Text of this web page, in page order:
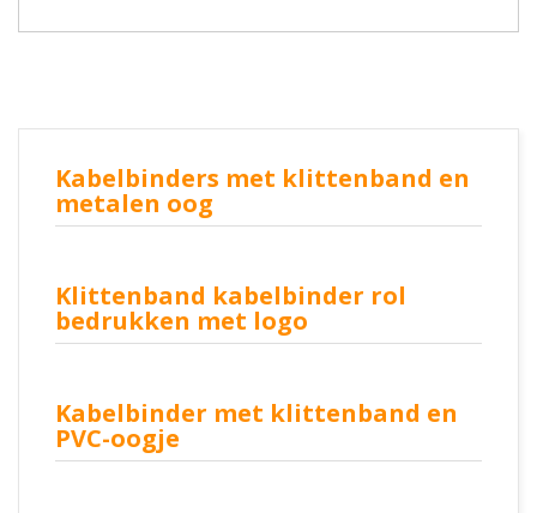
Kabelbinders met klittenband en
metalen oog
Klittenband kabelbinder rol
bedrukken met logo
Kabelbinder met klittenband en
PVC-oogje